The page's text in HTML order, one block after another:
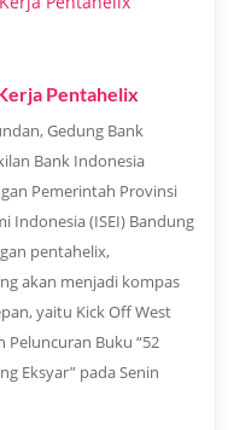
Pentahelix
Gedung Bank
Bank Indonesia
Pemerintah Provinsi
Indonesia (ISEI) Bandung
pentahelix,
akan menjadi kompas
yaitu Kick Off West
Peluncuran Buku “52
Eksyar” pada Senin